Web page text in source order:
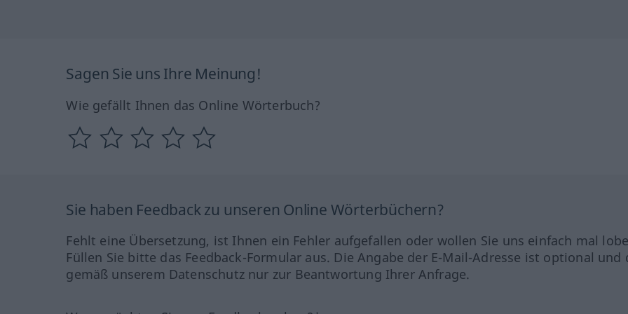
Sagen Sie uns Ihre Meinung!
Wie gefällt Ihnen das Online Wörterbuch?
Sie haben Feedback zu unseren Online Wörterbüchern?
Fehlt eine Übersetzung, ist Ihnen ein Fehler aufgefallen oder wollen Sie uns einfach mal
Füllen Sie bitte das Feedback-Formular aus. Die Angabe der E-Mail-Adresse ist optional und
gemäß unserem Datenschutz nur zur Beantwortung Ihrer Anfrage.